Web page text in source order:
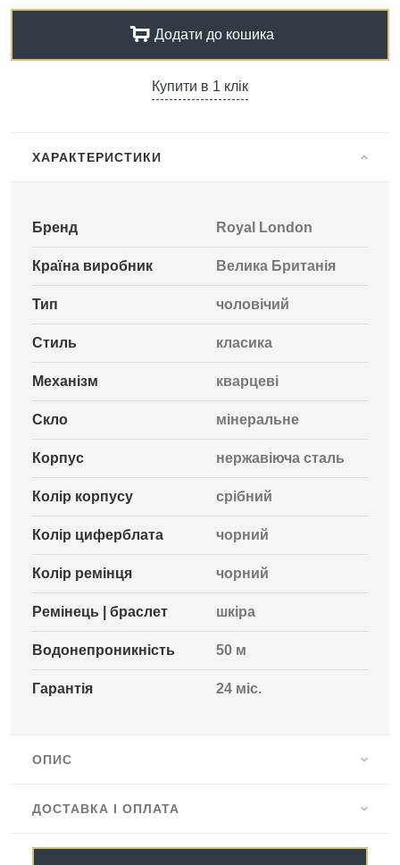
Додати до кошика
Купити в 1 клік
ХАРАКТЕРИСТИКИ
Бренд Royal London
Країна виробник Велика Британія
Тип чоловічий
Стиль класика
Механізм кварцеві
Скло мінеральне
Корпус нержавіюча сталь
Колір корпусу срібний
Колір циферблата чорний
Колір ремінця чорний
Ремінець | браслет шкіра
Водонепроникність 50 м
Гарантія 24 міс.
ОПИС
ДОСТАВКА І ОПЛАТА